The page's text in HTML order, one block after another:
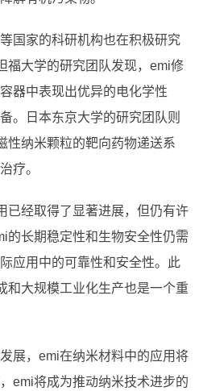
国家的科研机构也在积极研究
福大学的研究团队发现，emi修
器中表现出优异的电化学性
。日本东京大学的研究团队则
性纳米颗粒的靶向药物递送系
疗。
已经取得了显著进展，但仍有许
的长期稳定性和生物安全性仍需
应用中的可靠性和安全性。此
和大规模工业化生产也是一个重
展，emi在纳米材料中的应用将
emi将成为推动纳米技术进步的